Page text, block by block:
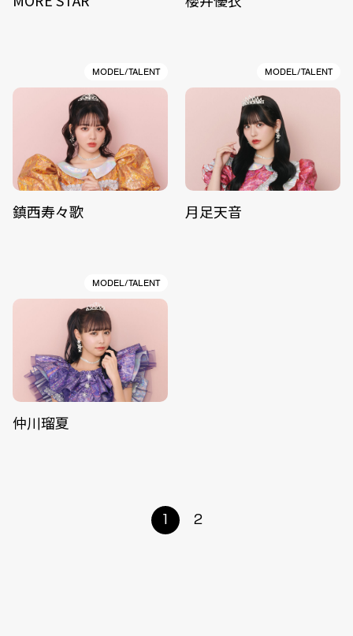
MODEL/TALENT
鎮西寿々歌
MODEL/TALENT
月足天音
MODEL/TALENT
仲川瑠夏
1 2